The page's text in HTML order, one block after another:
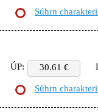
Súhrn
ÚP: 30.61 €
Súhrn